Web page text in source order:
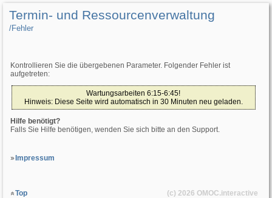
Termin- und Ressourcenverwaltung
/­Fehler
Kontrollieren Sie die übergebenen Parameter. Folgender Fehler ist
aufgetreten:
Wartungsarbeiten 6:15-6:45!
Hinweis: Diese Seite wird automatisch in 30 Minuten neu geladen.
Hilfe benötigt?
Falls Sie Hilfe benötigen, wenden Sie sich bitte an den Support.
Impressum
Top (c) 2026 OMOC.interactive